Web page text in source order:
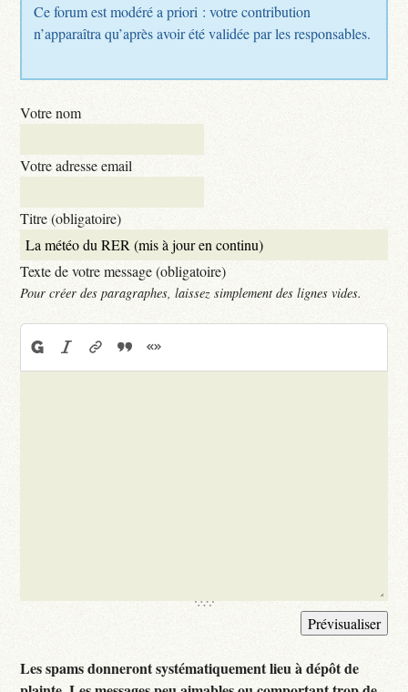
Ce forum est modéré a priori : votre contribution
n’apparaîtra qu’après avoir été validée par les responsables.
Votre nom
Votre adresse email
Titre (obligatoire)
Texte de votre message (obligatoire)
Pour créer des paragraphes, laissez simplement des lignes vides.
Les spams donneront systématiquement lieu à dépôt de